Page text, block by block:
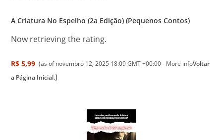
A Criatura No Espelho (2a Edição) (Pequenos Contos)
Now retrieving the rating.
R$ 5,99 (as of novembro 12, 2025 18:09 GMT +00:00 - More infoVoltar
a Página Inicial.)